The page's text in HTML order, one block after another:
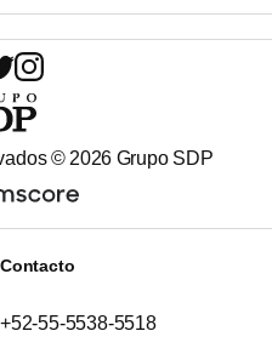
©2026 Grupo SDP
Contacto
+52-55-5538-5518